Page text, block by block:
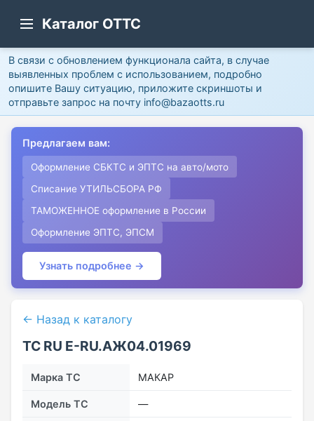
Каталог ОТТС
В связи с обновлением функционала сайта, в случае
выявленных проблем с использованием, подробно
опишите Вашу ситуацию, приложите скриншоты и
отправьте запрос на почту info@bazaotts.ru
Предлагаем вам:
Оформление СБКТС и ЭПТС на авто/мото
Списание УТИЛЬСБОРА РФ
ТАМОЖЕННОЕ оформление в России
Оформление ЭПТС, ЭПСМ
Узнать подробнее →
← Назад к каталогу
ТС RU Е-RU.АЖ04.01969
Марка ТС МАКАР
Модель ТС —